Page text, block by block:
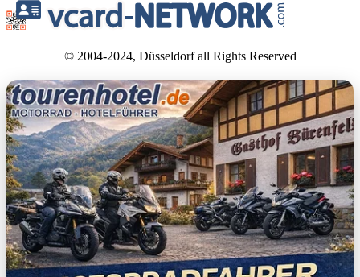
© 2004-2024, Düsseldorf all Rights Reserved